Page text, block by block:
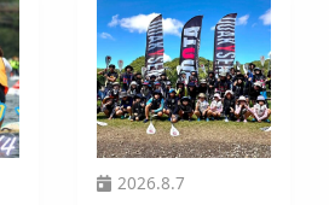
2026.8.7